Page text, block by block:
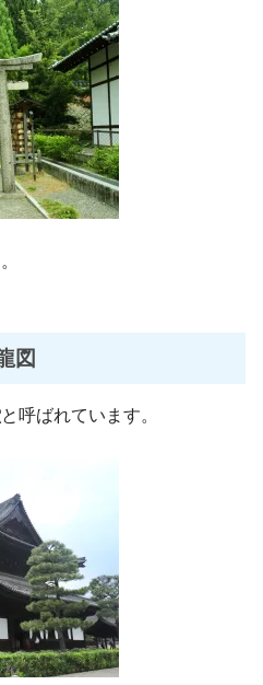
図
と呼ばれています。